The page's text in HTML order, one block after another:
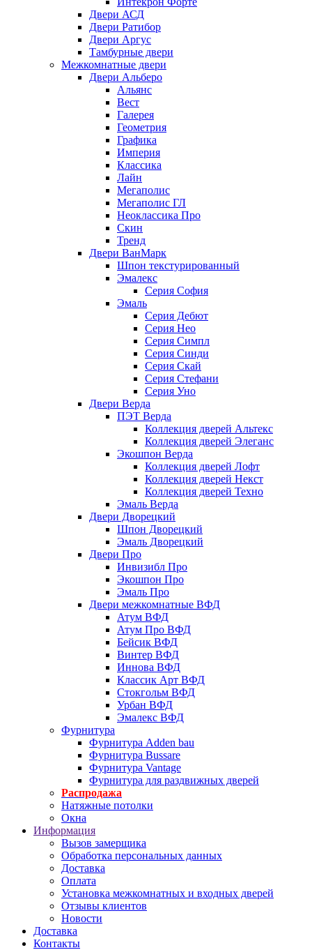
Двери АСД
Двери Ратибор
Двери Аргус
Тамбурные двери
Межкомнатные двери
Двери Альберо
Альянс
Вест
Галерея
Геометрия
Графика
Империя
Классика
Лайн
Мегаполис
Мегаполис ГЛ
Неоклассика Про
Скин
Тренд
Двери ВанМарк
Шпон текстурированный
Эмалекс
Серия София
Эмаль
Серия Дебют
Серия Нео
Серия Симпл
Серия Синди
Серия Скай
Серия Стефани
Серия Уно
Двери Верда
ПЭТ Верда
Коллекция дверей Альтекс
Коллекция дверей Элеганс
Экошпон Верда
Коллекция дверей Лофт
Коллекция дверей Некст
Коллекция дверей Техно
Эмаль Верда
Двери Дворецкий
Шпон Дворецкий
Эмаль Дворецкий
Двери Про
Инвизибл Про
Экошпон Про
Эмаль Про
Двери межкомнатные ВФД
Атум ВФД
Атум Про ВФД
Бейсик ВФД
Винтер ВФД
Иннова ВФД
Классик Арт ВФД
Стокгольм ВФД
Урбан ВФД
Эмалекс ВФД
Фурнитура
Фурнитура Adden bau
Фурнитура Bussare
Фурнитура Vantage
Фурнитура для раздвижных дверей
Распродажа
Натяжные потолки
Окна
Информация
Вызов замерщика
Обработка персональных данных
Доставка
Оплата
Установка межкомнатных и входных дверей
Отзывы клиентов
Новости
Доставка
Контакты